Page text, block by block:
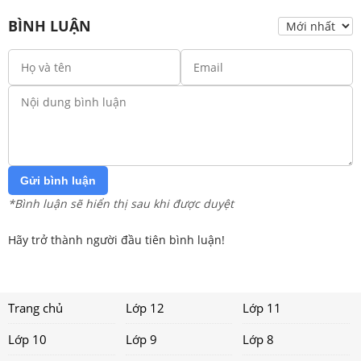
BÌNH LUẬN
Gửi bình luận
*Bình luận sẽ hiển thị sau khi được duyệt
Hãy trở thành người đầu tiên bình luận!
Trang chủ Lớp 12
Lớp 11
Lớp 10
Lớp 9 Lớp 8